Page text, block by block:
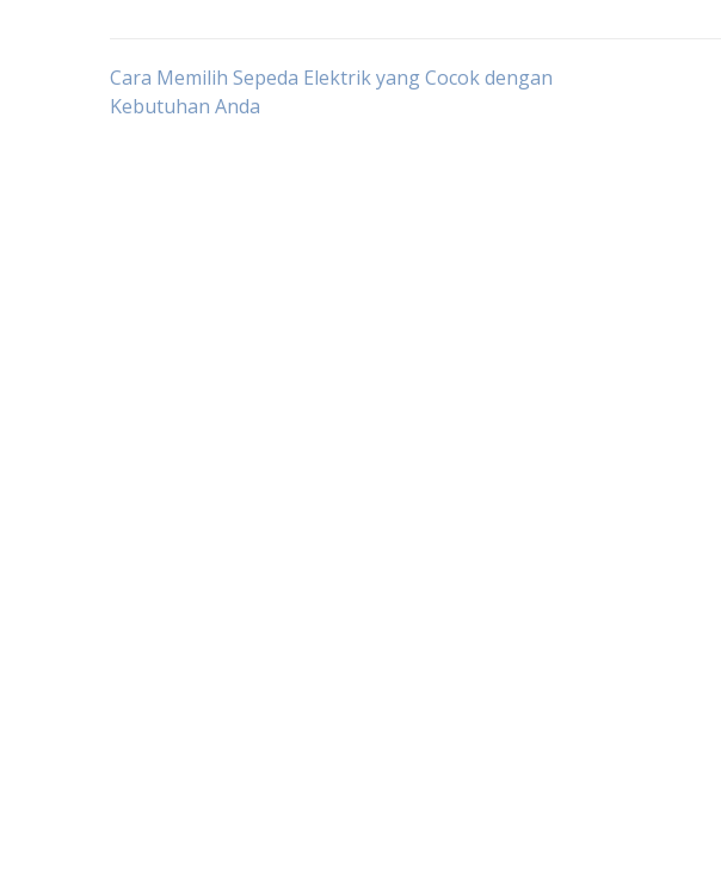
Post
Cara Memilih Sepeda Elektrik yang Cocok dengan
Kebutuhan Anda